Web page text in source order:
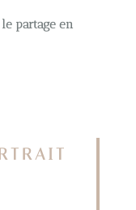
partage en